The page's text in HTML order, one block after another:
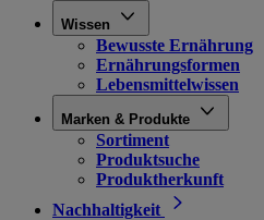
Wissen
Bewusste Ernährung
Ernährungsformen
Lebensmittelwissen
Marken & Produkte
Sortiment
Produktsuche
Produktherkunft
Nachhaltigkeit